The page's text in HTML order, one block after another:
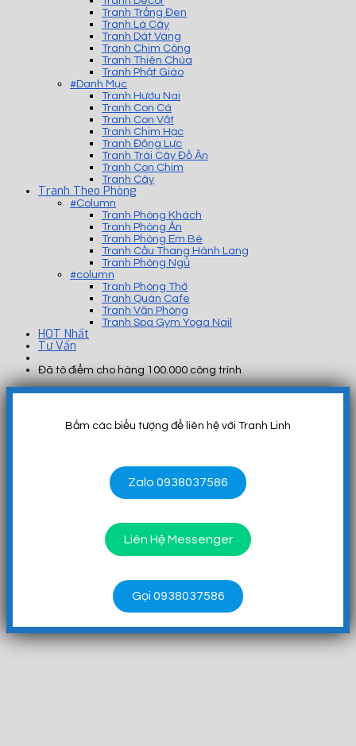
Tranh Trắng Đen
Tranh Lá Cây
Tranh Dát Vàng
Tranh Chim Công
Tranh Thiên Chúa
Tranh Phật Giáo
#Danh Mục
Tranh Hươu Nai
Tranh Con Cá
Tranh Con Vật
Tranh Chim Hạc
Tranh Động Lực
Tranh Trái Cây Đồ Ăn
Tranh Con Chim
Tranh Cây
Tranh Theo Phòng
#Column
Tranh Phòng Khách
Tranh Phòng Ăn
Tranh Phòng Em Bé
Tranh Cầu Thang Hành Lang
Tranh Phòng Ngủ
#column
Tranh Phòng Thờ
Tranh Quán Cafe
Tranh Văn Phòng
Tranh Spa Gym Yoga Nail
HOT Nhất
Tư Vấn
Đã tô điểm cho hàng 100.000 công trình
Bấm các biểu tượng để liên hệ với Tranh Linh
Zalo 0938037586
Liên Hệ Messenger
Gọi 0938037586